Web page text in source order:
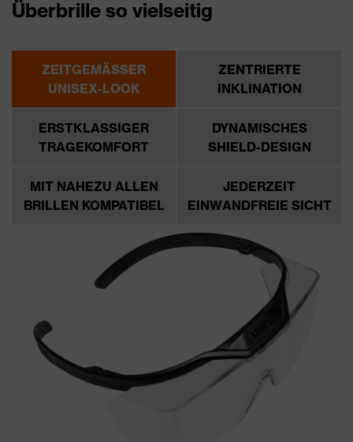
Überbrille so vielseitig
ZEITGEMÄSSER U
NISEX-LOOK
ZENTRIERTE
INKLINATION
ERSTKLASSIGER
TRAGEKOMFORT
DYNAMISCHES
SHIELD-DESIGN
MIT NAHEZU ALLEN
BRILLEN KOMPATIBEL
JEDERZEIT
EINWANDFREIE SICHT